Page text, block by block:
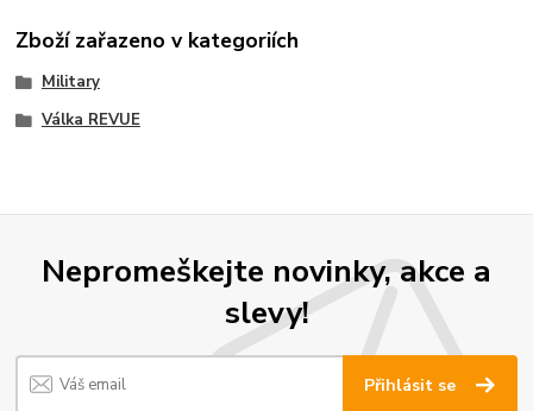
Zboží zařazeno v kategoriích
Military
Válka REVUE
Nepromeškejte novinky, akce a
slevy!
Přihlásit se